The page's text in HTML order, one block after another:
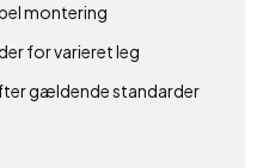
montering
for varieret leg
gældende standarder